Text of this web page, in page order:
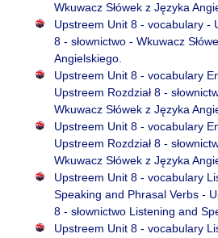
Wkuwacz Słówek z Języka
Upstreem Unit 8 - vocabulary -
8 - słownictwo - Wkuwacz
Angielskiego.
Upstreem Unit 8 - vocabulary
Upstreem Rozdział 8 -
Wkuwacz Słówek z Języka
Upstreem Unit 8 - vocabulary
Upstreem Rozdział 8 -
Wkuwacz Słówek z Języka
Upstreem Unit 8 - vocabulary
Speaking and Phrasal Verbs -
8 - słownictwo Listening and
Upstreem Unit 8 - vocabulary